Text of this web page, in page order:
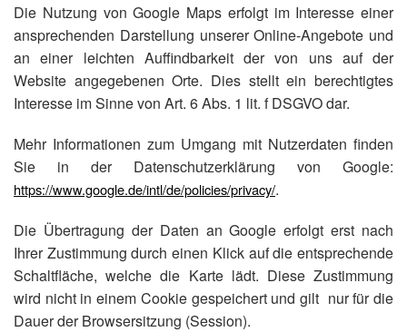
Die Nutzung von Google Maps erfolgt im Interesse einer
ansprechenden Darstellung unserer Online-Angebote und
an einer leichten Auffindbarkeit der von uns auf der
Website angegebenen Orte. Dies stellt ein berechtigtes
Interesse im Sinne von Art. 6 Abs. 1 lit. f DSGVO dar.
Mehr Informationen zum Umgang mit Nutzerdaten finden
Sie in der Datenschutzerklärung von Google:
https://www.google.de/intl/de/policies/privacy/.
Die Übertragung der Daten an Google erfolgt erst nach
Ihrer Zustimmung durch einen Klick auf die entsprechende
Schaltfläche, welche die Karte lädt. Diese Zustimmung
wird nicht in einem Cookie gespeichert und gilt nur für die
Dauer der Browsersitzung (Session).